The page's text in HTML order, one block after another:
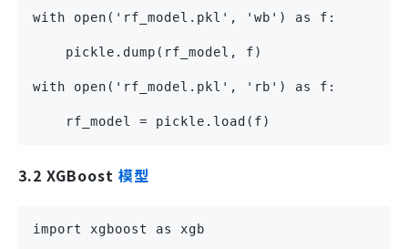
with open('rf_model.pkl', 'wb') as f:
    pickle.dump(rf_model, f)
with open('rf_model.pkl', 'rb') as f:
    rf_model = pickle.load(f)
3.2 XGBoost 模型
import xgboost as xgb